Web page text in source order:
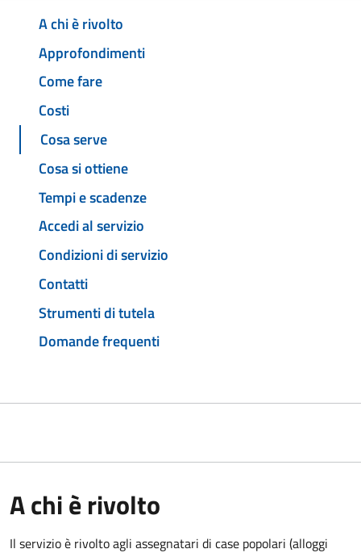
A chi è rivolto
Approfondimenti
Come fare
Costi
Cosa serve
Cosa si ottiene
Tempi e scadenze
Accedi al servizio
Condizioni di servizio
Contatti
Strumenti di tutela
Domande frequenti
A chi è rivolto
Il servizio è rivolto agli assegnatari di case popolari (alloggi